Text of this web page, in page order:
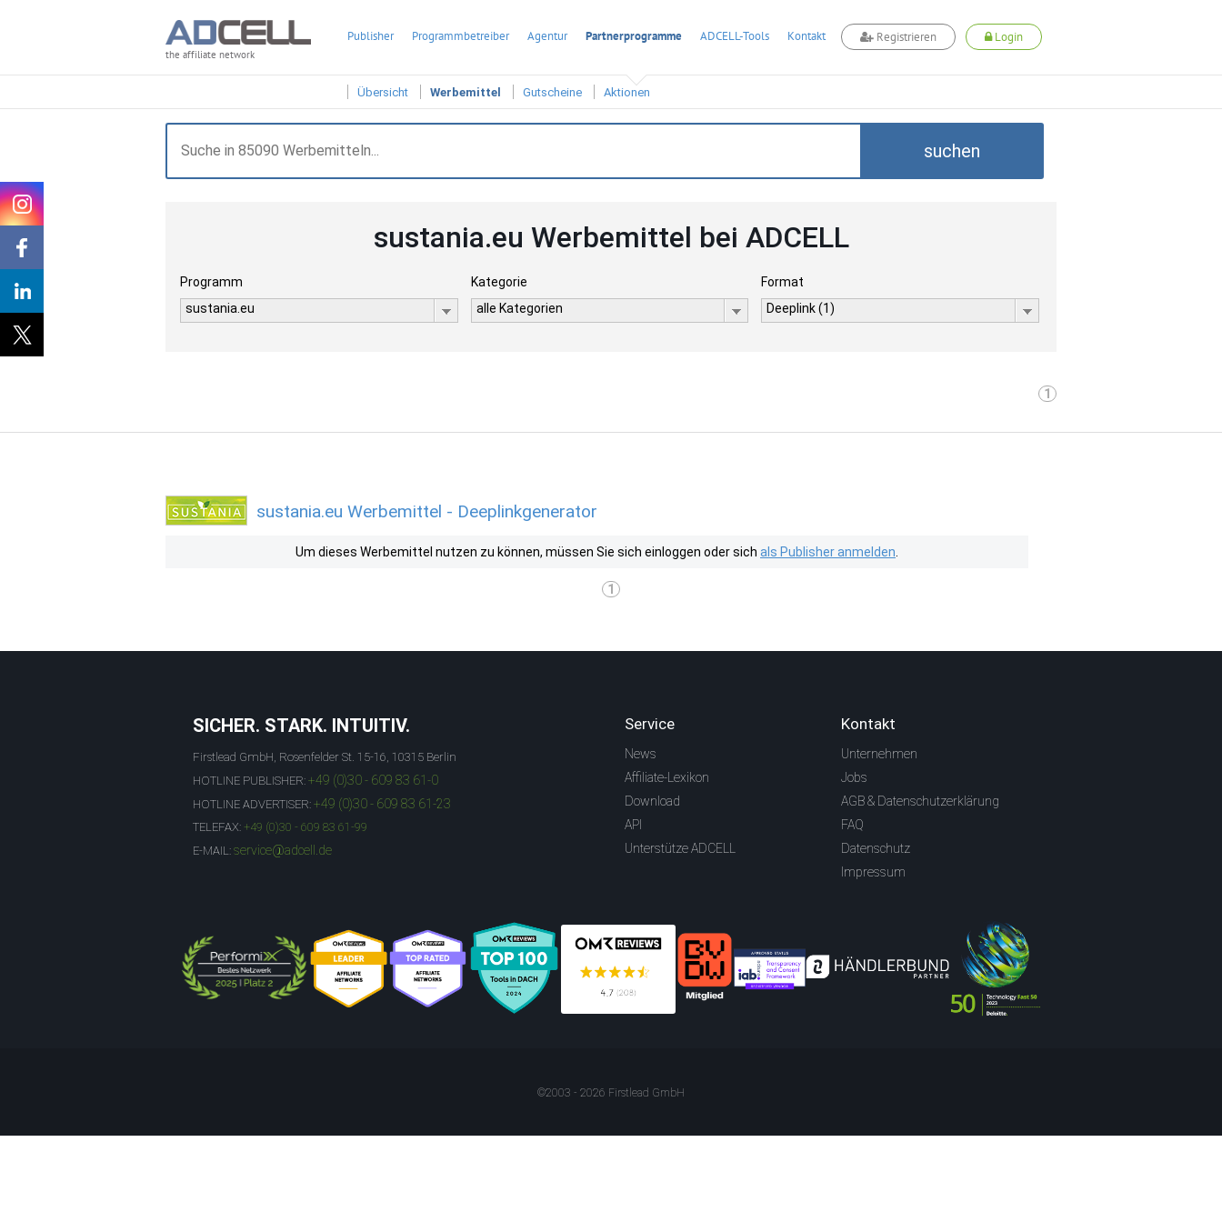
the affiliate network
Publisher Programmbetreiber Agentur Partnerprogramme ADCELL-Tools Kontakt Registrieren Login
Übersicht Werbemittel Gutscheine Aktionen
suchen
sustania.eu Werbemittel bei ADCELL
Programm
sustania.eu
Kategorie
alle Kategorien
Format
Deeplink (1)
1
sustania.eu Werbemittel - Deeplinkgenerator
Um dieses Werbemittel nutzen zu können, müssen Sie sich einloggen oder sich als Publisher anmelden
1
SICHER. STARK. INTUITIV.
Firstlead GmbH, Rosenfelder St. 15-16, 10315 Berlin
HOTLINE PUBLISHER: +49 (0)30 - 609 83 61-0
HOTLINE ADVERTISER: +49 (0)30 - 609 83 61-23
TELEFAX: +49 (0)30 - 609 83 61-99
E-MAIL: service@adcell.de
Service
News
Affiliate-Lexikon
Download
API
Unterstütze ADCELL
Kontakt
Unternehmen
Jobs
AGB & Datenschutzerklärung
FAQ
Datenschutz
Impressum
©2003 - 2026 Firstlead GmbH